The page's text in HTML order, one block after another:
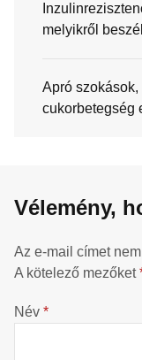
melyikről
Apró
cukorbetegség
Vélemény,
Az e-mail címet
A kötelező mezőket
Név *